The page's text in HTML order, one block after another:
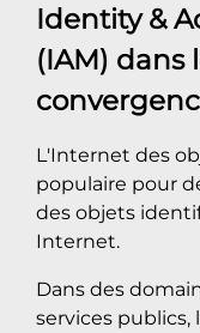
Identity &
(IAM) dans
L'Internet des
populaire pour
des objets
Internet.
Dans des
services